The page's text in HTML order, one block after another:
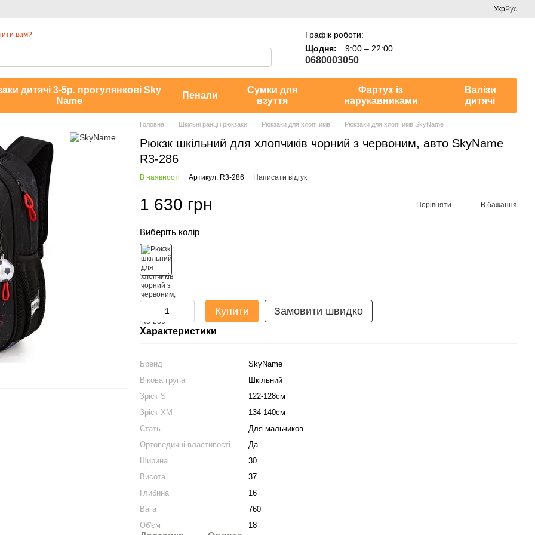
УкрРус
вам?
Графік роботи:
Щодня:
9:00 – 22:00
0680003050
дитячі 3-5р. прогулянкові Sky
Name
Пенали
Сумки для
взуття
Фартух із
нарукавниками
Валізи
дитячі
Головна Шкільні ранці і рюкзаки Рюкзаки для хлопчиків Рюкзаки для хлопчиків SkyName
Рюкзк шкільний для хлопчиків чорний з червоним, авто SkyName
R3-286
В наявності Артикул: R3-286 Написати відгук
1 630 грн Порівняти В бажання
Виберіть колір
Купити Замовити швидко
Характеристики
Бренд
SkyName
Вікова група
Шкільний
Зріст S
122-128см
Зріст XM
134-140см
Стать
Для мальчиков
Ортопедичні властивості
Да
Ширина
30
Висота
37
Глибина
16
Вага
760
Об'єм
18